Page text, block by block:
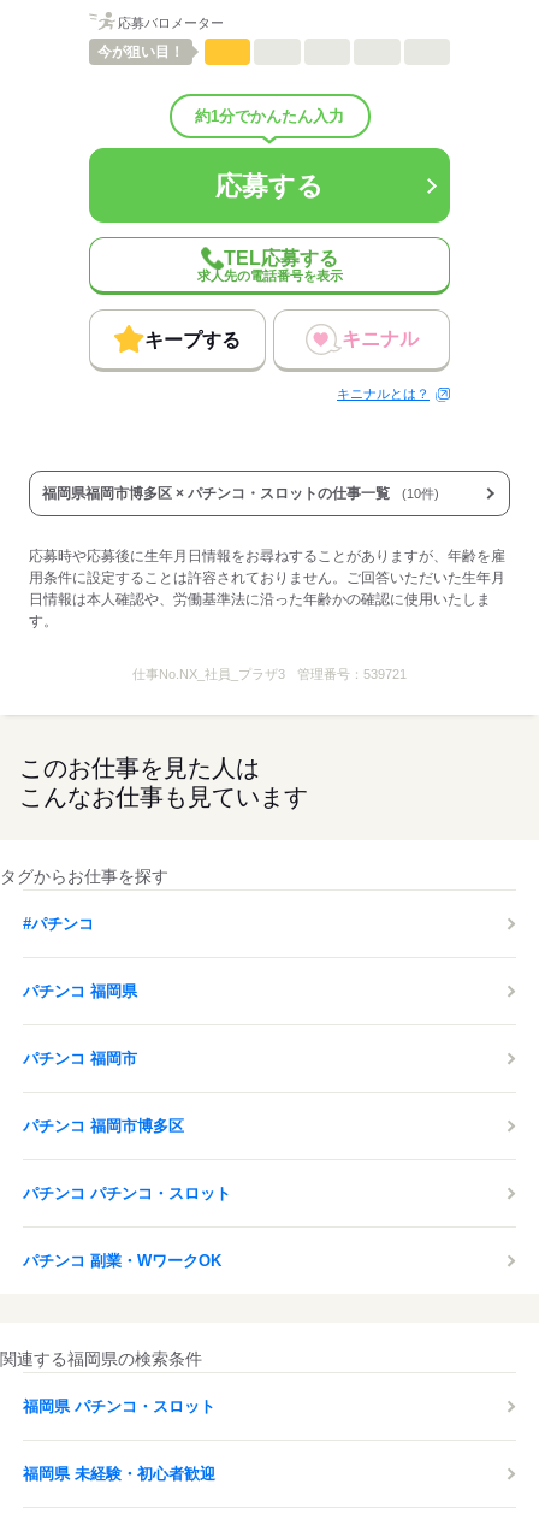
・社会保険
・雇用保険
・厚生年金加入
・社員旅行/海外研修
・サークル活動
・各種表彰制度
・駐車場有
バイク・車通勤もOK！
・交通費規定支給
★メリハリがついていて楽しい！
気の合う仲間も見つかりますよ！
コミニュケーションを取る機会が
自然と友達が増えていって。
“がんばって仲良くならなきゃ”
とか思わなくても
うちのいいところですね！
応募する
応募バロメーター
今が狙い目！
約1分でかんたん入力
応募する
TEL応募する
求人先の電話番号を表示
キープする キニナル
キニナルとは？
福岡県福岡市博多区 × パチンコ・スロットの仕事一覧 (10件)
応募時や応募後に生年月日情報をお尋ねすることがありますが、年齢を雇
用条件に設定することは許容されておりません。ご回答いただいた生年月
日情報は本人確認や、労働基準法に沿った年齢かの確認に使用いたしま
す。
仕事No. NX_社員_プラザ3 管理番号： 539721
このお仕事を見た人は
こんなお仕事も見ています
タグからお仕事を探す
#パチンコ
パチンコ 福岡県
パチンコ 福岡市
パチンコ 福岡市博多区
パチンコ パチンコ・スロット
パチンコ 副業・WワークOK
関連する福岡県の検索条件
福岡県 パチンコ・スロット
福岡県 未経験・初心者歓迎